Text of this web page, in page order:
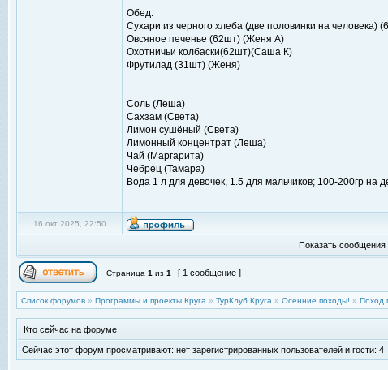
Обед:
Сухари из черного хлеба (две половинки на человека)
Овсяное печенье (62шт) (Женя А)
Охотничьи колбаски(62шт)(Саша К)
Фрутилад (31шт) (Женя)
Соль (Леша)
Сахзам (Света)
Лимон сушёный (Света)
Лимонный концентрат (Леша)
Чай (Маргарита)
Чебрец (Тамара)
Вода 1 л для девочек, 1.5 для мальчиков; 100-200гр на
16 окт 2025, 22:50
Показать сообщения
Страница 1 из 1 [ 1 сообщение ]
Список форумов » Программы и проекты Круга » ТурКлуб Круга » Осенние походы! » Поход
Кто сейчас на форуме
Сейчас этот форум просматривают: нет зарегистрированных пользователей и гости: 4